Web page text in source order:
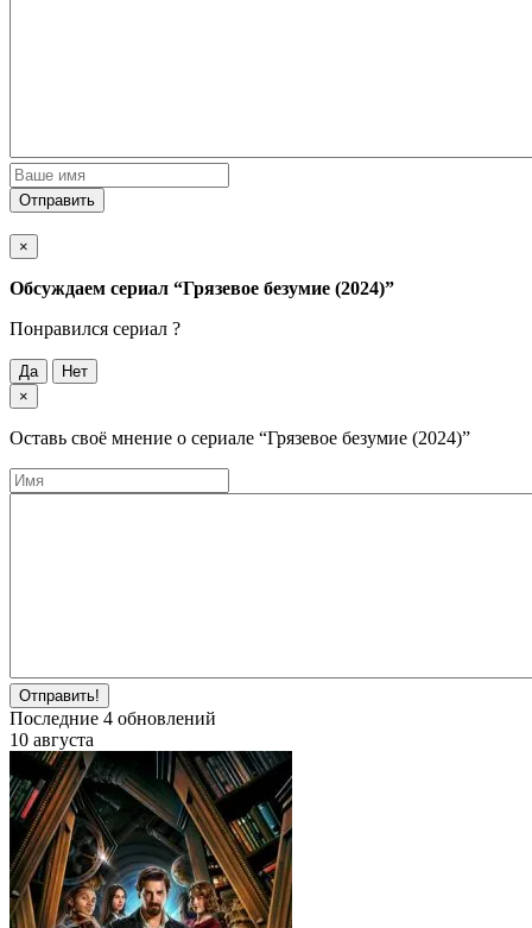
Отправить
×
Обсуждаем cериал “Грязевое безумие (2024)”
Понравился cериал ?
Да
Нет
×
Оставь своё мнение о cериале “Грязевое безумие (2024)”
Отправить!
Последние 4 обновлений
10 августа